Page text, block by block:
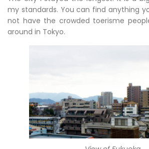
my standards. You can find anything
not have the crowded toerisme
around in Tokyo.